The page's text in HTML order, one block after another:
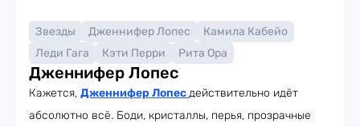
Звезды Дженнифер Лопес
Камила Кабейо
Леди Гага
Кэти Перри Рита Ора
Дженнифер Лопес
Кажется, Дженнифер Лопесдействительно идёт
абсолютно всё. Боди, кристаллы, перья, прозрачные